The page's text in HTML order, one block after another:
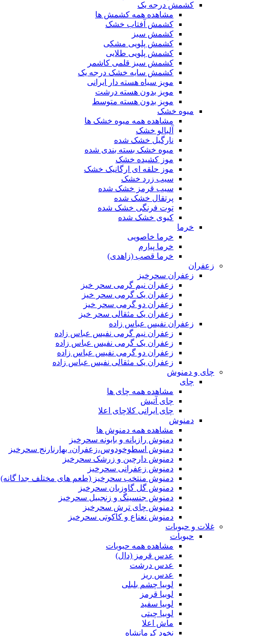
کشمش درجه یک
مشاهده همه کشمش ها
کشمش آفتاب خشک
کشمش سبز
کشمش پلویی مشکی
کشمش پلویی طلایی
کشمش سبز قلمی کاشمر
کشمش سایه خشک درجه یک
مویز سیاه هسته دار ایرانی
مویز بدون هسته درشت
مویز بدون هسته متوسط
میوه خشک
مشاهده همه میوه خشک ها
آلبالو خشک
نارگیل خشک شده
میوه خشک بسته بندی شده
موز کشیده خشک
موز حلقه ای ارگانیک خشک
سیب زرد خشک
سیب قرمز خشک شده
پرتقال خشک شده
توت فرنگی خشک شده
کیوی خشک شده
خرما
خرما خاصویی
خرما پیارم
خرما قصب (زاهدی)
زعفران
زعفران سحرخیز
زعفران نیم گرمی سحر خیز
زعفران یک گرمی سحر خیز
زعفران دو گرمی سحر خیز
زعفران یک مثقالی سحر خیز
زعفران نفیس عباس زاده
زعفران نیم گرمی نفیس عباس زاده
زعفران یک گرمی نفیس عباس زاده
زعفران دو گرمی نفیس عباس زاده
زعفران یک مثقالی نفیس عباس زاده
چای و دمنوش
چای
مشاهده همه چای ها
چای آتیش
چای ایرانی کلاچای اعلا
دمنوش
مشاهده همه دمنوش ها
دمنوش رازیانه و بابونه سحرخیز
دمنوش اسطوخودوس،زعفران، بهارنارنج سحرخیز
دمنوش دارچین و زرشک سحرخیز
دمنوش زعفرانی سحرخیز
دمنوش منتخب سحرخیز (طعم های مختلف جدا گانه)
دمنوش گل گاوزبان سحرخیز
دمنوش جنسینگ و زنجبیل سحرخیز
دمنوش چای ترش سحرخیز
دمنوش نعناع و کاکوتی سحرخیز
غلات و حبوبات
حبوبات
مشاهده همه حبوبات
عدس قرمز (دال)
عدس درشت
عدس ریز
لوبیا چشم بلبلی
لوبیا قرمز
لوبیا سفید
لوبیا چیتی
ماش اعلا
نخود کرمانشاه